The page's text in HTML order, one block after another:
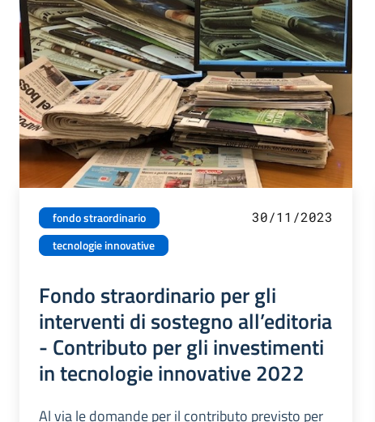
fondo straordinario
tecnologie innovative
30/11/2023
Fondo straordinario per gli
interventi di sostegno all’editoria
- Contributo per gli investimenti
in tecnologie innovative 2022
Al via le domande per il contributo previsto per